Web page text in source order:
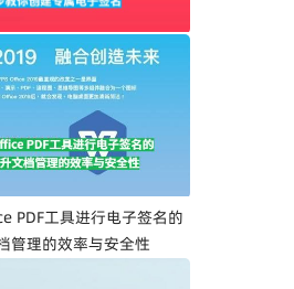
电子签名入门指南：一步
属电子签名
PDF工具进行电子签名的
管理的效率与安全性